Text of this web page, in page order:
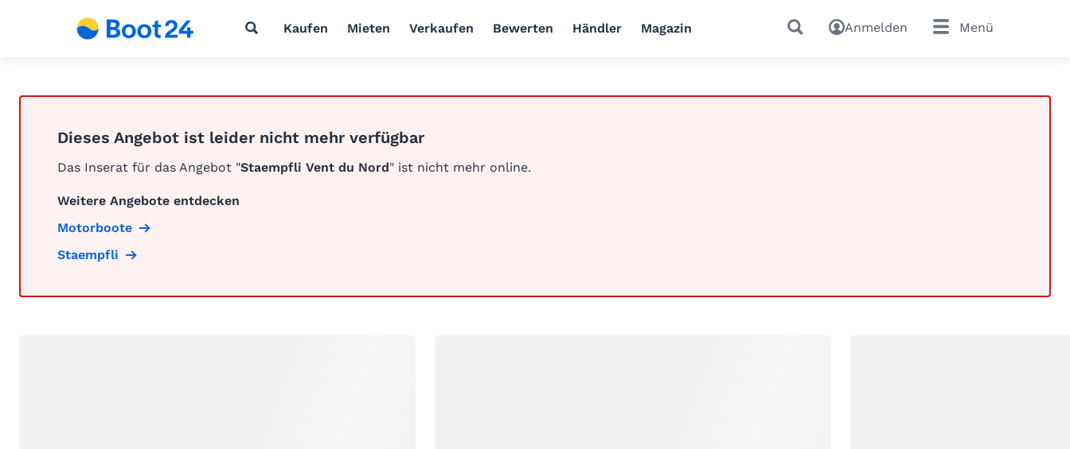
Kaufen Mieten Verkaufen Bewerten Händler Magazin Anmelden Menü
Dieses Angebot ist leider nicht mehr verfügbar
Das Inserat für das Angebot "Staempfli Vent du Nord" ist nicht mehr online.
Weitere Angebote entdecken
Motorboote
Staempfli